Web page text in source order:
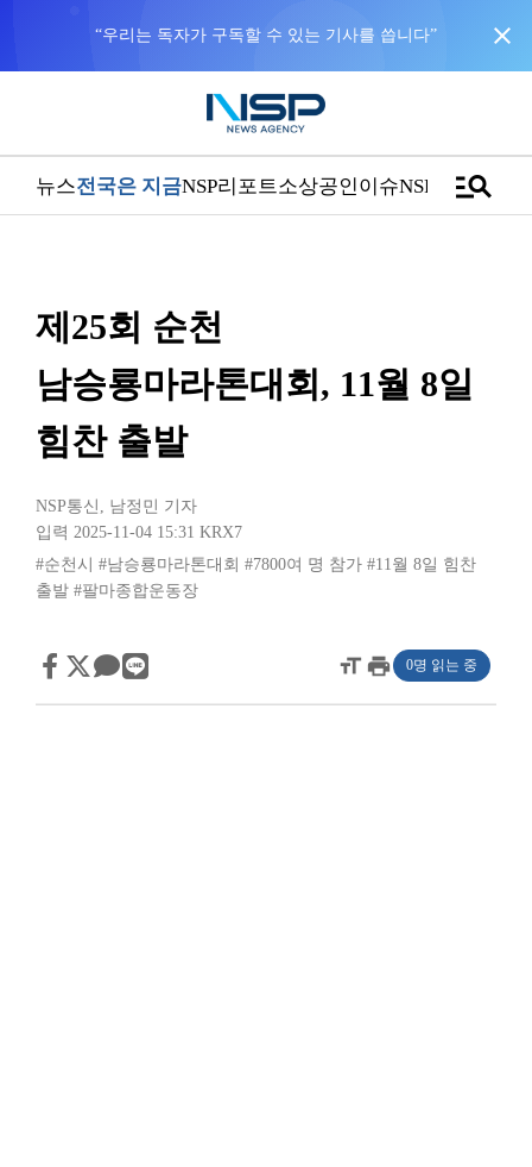
close
뉴스전국은 지금NSP리포트소상공인이슈NSPTVmanage_search
제25회 순천
남승룡마라톤대회, 11월 8일
힘찬 출발
NSP통신 , 남정민 기자
입력 2025-11-04 15:31 KRX7
#순천시
#남승룡마라톤대회 #7800여 명 참가 #11월 8일 힘찬
출발 #팔마종합운동장
format_sizeprint 0명 읽는 중